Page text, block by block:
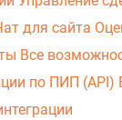
для сайта
Все
по ПИП (API)